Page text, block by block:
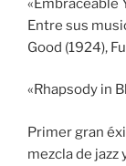
«Embraceable
Entre sus
Good (1924),
«Rhapsody in
Primer gran
mezcla de